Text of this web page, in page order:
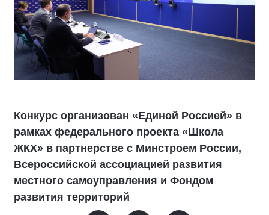
Конкурс организован «Единой Россией» в
рамках федерального проекта «Школа
ЖКХ» в партнерстве с Минстроем России,
Всероссийской ассоциацией развития
местного самоуправления и Фондом
развития территорий